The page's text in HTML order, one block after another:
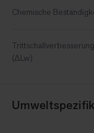
Chemische
(ΔLw)